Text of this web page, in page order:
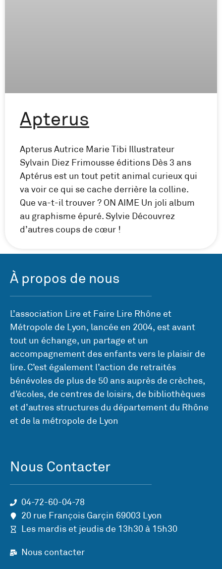
Apterus
Apterus Autrice Marie Tibi Illustrateur
Sylvain Diez Frimousse éditions Dès 3 ans
Aptérus est un tout petit animal curieux qui
va voir ce qui se cache derrière la colline.
Que va-t-il trouver ? ON AIME Un joli album
au graphisme épuré. Sylvie Découvrez
d’autres coups de cœur !
À propos de nous
L’association Lire et Faire Lire Rhône et
Métropole de Lyon, lancée en 2004, est avant
tout un échange, un partage et un
accompagnement des enfants vers le plaisir de
lire. C’est également l’action de retraités
bénévoles de plus de 50 ans auprès de crèches,
d’écoles, de centres de loisirs, de bibliothèques
et d’autres structures du département du Rhône
et de la métropole de Lyon
Nous Contacter
04-72-60-04-78
20 rue François Garçin 69003 Lyon
Les mardis et jeudis de 13h30 à 15h30
Nous contacter